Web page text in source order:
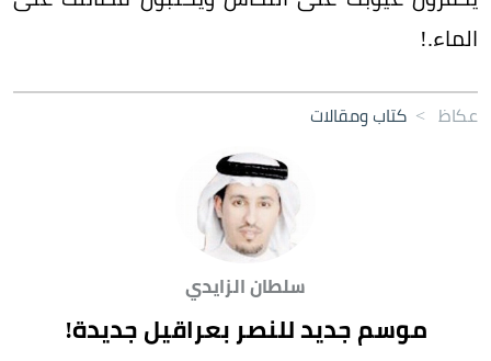
الماء.!
عكاظ > كتاب ومقالات
سلطان الزايدي
موسم جديد للنصر بعراقيل جديدة!